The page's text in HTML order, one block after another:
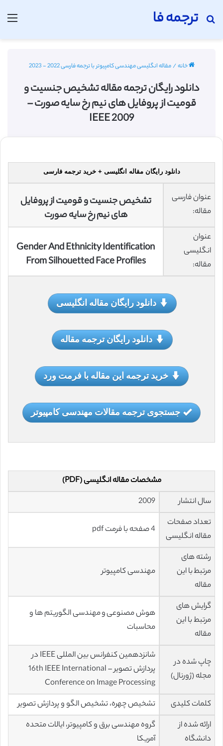
ترجمه فا
جستجو برای
خانه/مقاله انگلیسی مهندسی کامپیوتر با ترجمه فارسی 2022 - 2023
دانلود رایگان ترجمه مقاله تشخیص جنسیت و
قومیت از پروفایل های نیم رخ سایه صورت –
IEEE 2009
دانلود رایگان مقاله انگلیسی + خرید ترجمه فارسی
عنوان فارسی
مقاله:
تشخیص جنسیت و قومیت از پروفایل
های نیم رخ سایه صورت
عنوان
انگلیسی
مقاله:
Gender And Ethnicity Identification
From Silhouetted Face Profiles
دانلود رایگان مقاله انگلیسی
دانلود رایگان ترجمه مقاله
خرید ترجمه این مقاله با فرمت ورد
جستجوی ترجمه مقالات مهندسی کامپیوتر
مشخصات مقاله انگلیسی (PDF)
سال انتشار
2009
تعداد صفحات
مقاله انگلیسی
4 صفحه با فرمت pdf
رشته های
مرتبط با این
مقاله
مهندسی کامپیوتر
گرایش های
مرتبط با این
مقاله
هوش مصنوعی و مهندسی الگوریتم ها و
محاسبات
چاپ شده در
مجله (ژورنال)
شانزدهمین کنفرانس بین المللی IEEE در
پردازش تصویر – 16th IEEE International
Conference on Image Processing
کلمات کلیدی
تشخیص چهره، تشخیص الگو و پردازش تصویر
ارائه شده از
دانشگاه
گروه مهندسی برق و کامپیوتر، ایالات متحده
آمریکا